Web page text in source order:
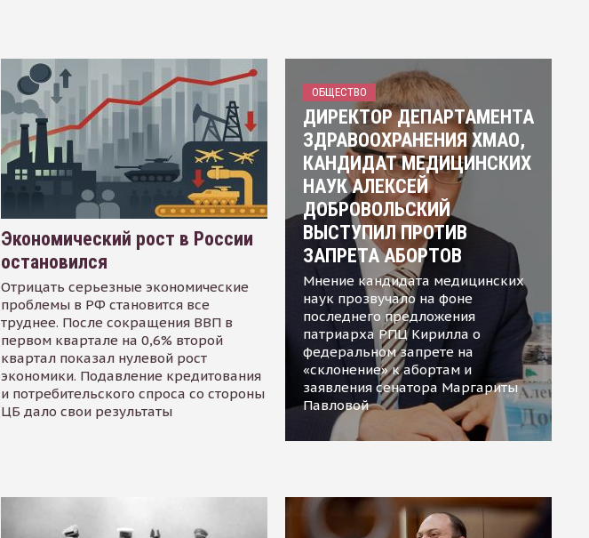
Экономический рост в России
остановился
Отрицать серьезные экономические
проблемы в РФ становится все
труднее. После сокращения ВВП в
первом квартале на 0,6% второй
квартал показал нулевой рост
экономики. Подавление кредитования
и потребительского спроса со стороны
ЦБ дало свои результаты
ОБЩЕСТВО
ДИРЕКТОР ДЕПАРТАМЕНТА
ЗДРАВООХРАНЕНИЯ ХМАО,
КАНДИДАТ МЕДИЦИНСКИХ
НАУК АЛЕКСЕЙ
ДОБРОВОЛЬСКИЙ
ВЫСТУПИЛ ПРОТИВ
ЗАПРЕТА АБОРТОВ
Мнение кандидата медицинских
наук прозвучало на фоне
последнего предложения
патриарха РПЦ Кирилла о
федеральном запрете на
«склонение» к абортам и
заявления сенатора Маргариты
Павловой